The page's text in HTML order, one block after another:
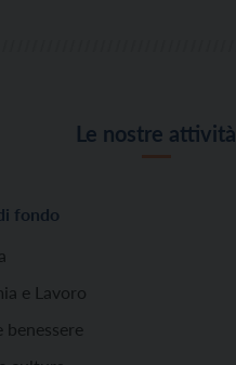
Le nostre attività
fondo
e Lavoro
benessere